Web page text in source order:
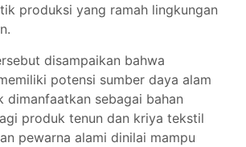
produksi yang ramah lingkungan
disampaikan bahwa
potensi sumber daya alam
dimanfaatkan sebagai bahan
produk tenun dan kriya tekstil
pewarna alami dinilai mampu